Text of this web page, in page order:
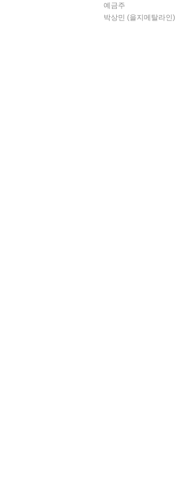
예금주
박상민 (을지메탈라인)